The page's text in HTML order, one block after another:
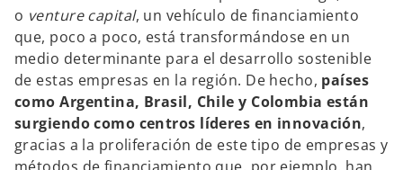
o venture capital, un vehículo de financiamiento
que, poco a poco, está transformándose en un
medio determinante para el desarrollo sostenible
de estas empresas en la región. De hecho, países
como Argentina, Brasil, Chile y Colombia están
surgiendo como centros líderes en innovación,
gracias a la proliferación de este tipo de empresas y